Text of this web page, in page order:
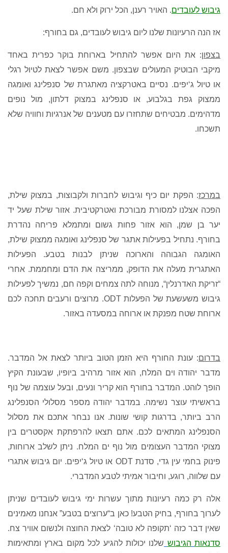
גיבוש לעובדים. האויר רענן, הכל ירוק ולא חם.
אז הנה הרעיונות שלנו ליום גיבוש לעובדים, גם בחורף:
בצפון:את היום אפשר להתחיל בארוחת בוקר כפרית באחד
מיקבי הבוטיק המעולים שבצפון. משם אפשר לצאת לטיול רגלי
או טיול ג‘יפים. נסיים באטרקציה מאתגרת של סנפלינג ואומגה
ממצוק גפת בגלבוע, או סנפלינג במצוק דלתון, מול נופים
מדהימים. מבטיחים שתחזרו עם מטענים של אנרגיות וחוויה שלא
תשכחו.
במרכז: הפקת יום כיף וגיבוש לחברות ולקבוצות, במצוק שילת,
הפכה אצלנו למסורת מבורכת ואטרקטיבית. אזור שילת שעל יד
יער בן שמן, הוא אזור פחות גשום ומתמלא פריחה נהדרת
בחורף. נתחיל בפעילות אתגר של סנפלינג ואומגה ממצוק שילת,
האומגה הגבוהה והארוכה שניתן לבנות בטבע. הפעילות
האתגרית מעלה את הדופק, ממריצה את הדם ומחממת. אחרי
“זריקת האדרנלין“, מנוחה לתה צמחים וקפה חם, נמשיך לפעילות
גיבוש משעשעת של הפעלותODT.
מרוצים ורעבים תחכה לכם
ארוחת שטח מפנקת או ארוחה במסעדה באזור.
בדרום: עונת החורף היא הזמן הטוב ביותר לצאת אל המדבר.
מדבר יהודה וים המלח, הוא אזור מרהיב ביופיו, שבעונת הקיץ
הופך לוהט. המדבר בחורף הוא קריר ונעים, ובעל עוצמה של נוף
בראשיתי עוצר נשימה. במדבר יהודה מספר מסלולי הסנפלינג
הרב ביותר, בדרגות קושי שונות.אנו נבחר אתכם את מסלול
הסנפלינג המתאים לכם.אתם תצאו להרפתקת אקסטרים בין
מצוקי המדבר העצומים מול נוף ים המלח. ניתן לשלב ארוחות,
פינוק בחמי עין גדי, סדנתODT או טיול ג‘יפים. יום גיבוש אתגרי
עם שלווה, רוגע, וחיבור אמיתי לטבע המדברי.
אלה רק כמה רעיונות מתוך עשרות ימי גיבוש לעובדים שניתן
לערוך בחורף, בחיק הטבע!כאן ב“ערוצים בטבע” אנחנו מאמינים
שאין דבר כזה ‘תקופה לא טובה‘ לצאת החוצה ולנשום אוויר צח.
סדנאות הגיבוש שלנו יכולות להגיע לכל מקום בארץ ומתאימות